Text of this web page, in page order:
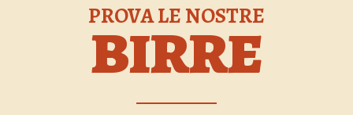
PROVA LE NOSTRE
BIRRE